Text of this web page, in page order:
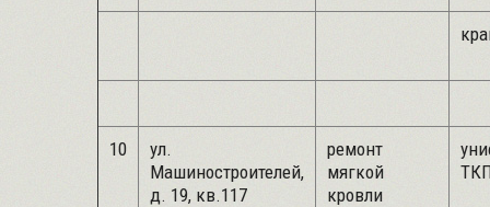
10
ул.
Машиностроителей,
д. 19, кв.117
ремонт
мягкой
кровли